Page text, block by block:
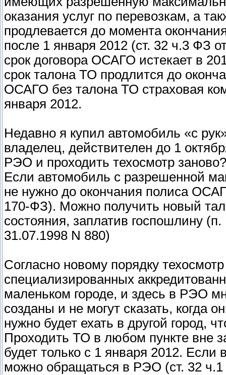
оказания услуг по перевозкам, а
продлевается до момента
после 1 января 2012 (ст. 32 ч.3 ФЗ
срок договора ОСАГО истекает в
срок талона ТО продлится до
ОСАГО без талона ТО страховая
января 2012.
Недавно я купил автомобиль «с
владелец, действителен до 1
РЭО и проходить техосмотр заново?
Если автомобиль с разрешенной
не нужно до окончания полиса
170-ФЗ). Можно получить новый
состояния, заплатив госпошлину
31.07.1998 N 880)
Согласно новому порядку
специализированных
маленьком городе, и здесь в РЭО
созданы и не могут сказать, когда
нужно будет ехать в другой город,
Проходить ТО в любом пункте вне
будет только с 1 января 2012.
можно обращаться в РЭО (ст. 32